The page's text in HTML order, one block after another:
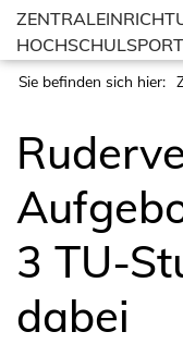
HOCHSCHULSPORT
Sie befinden sich hier:
3 TU-
dabei